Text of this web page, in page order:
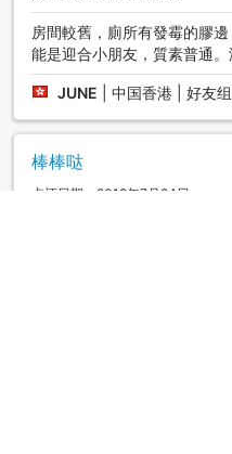
童/儿童D：2岁以下(不占床
(2)有0～2周岁幼儿同行时，
(3)西馆、东馆的客房，最多
【床的尺寸】
房間較舊，廁所有發霉的膠
能是迎合小朋友，質素普通。
JUNE 中国香港 | 好友
棒棒哒
点评日期：2018年7月24日